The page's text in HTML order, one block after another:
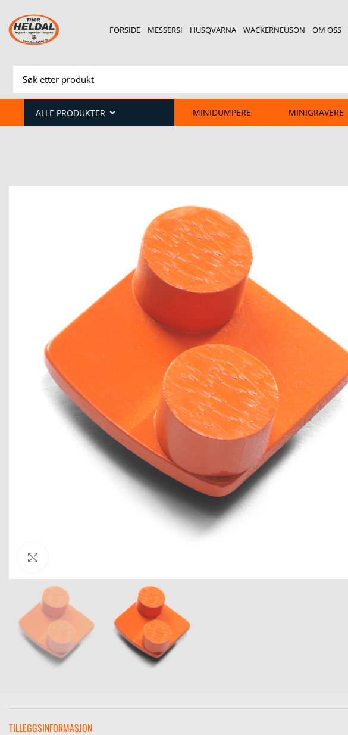
FORSIDE MESSERSI HUSQVARNA WACKERNEUSON OM OSS
ALLE PRODUKTER MINIDUMPERE MINIGRAVERE
TILLEGGSINFORMASJON